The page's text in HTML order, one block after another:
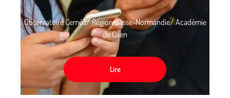
Observatoire Ceméa/ Région Basse-Normandie/ Académie
de Caen
Lire